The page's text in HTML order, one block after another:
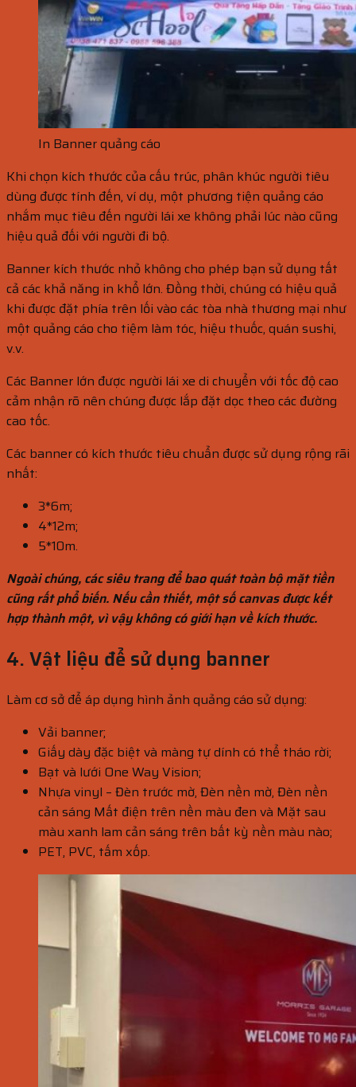
In Banner quảng cáo
Khi chọn kích thước của cấu trúc, phân khúc người tiêu
dùng được tính đến, ví dụ, một phương tiện quảng cáo
nhắm mục tiêu đến người lái xe không phải lúc nào cũng
hiệu quả đối với người đi bộ.
Banner kích thước nhỏ không cho phép bạn sử dụng tất
cả các khả năng in khổ lớn. Đồng thời, chúng có hiệu quả
khi được đặt phía trên lối vào các tòa nhà thương mại như
một quảng cáo cho tiệm làm tóc, hiệu thuốc, quán sushi,
v.v.
Các Banner lớn được người lái xe di chuyển với tốc độ cao
cảm nhận rõ nên chúng được lắp đặt dọc theo các đường
cao tốc.
Các banner có kích thước tiêu chuẩn được sử dụng rộng rãi
nhất:
3*6m;
4*12m;
5*10m.
Ngoài chúng, các siêu trang để bao quát toàn bộ mặt tiền
cũng rất phổ biến. Nếu cần thiết, một số canvas được kết
hợp thành một, vì vậy không có giới hạn về kích thước.
4. Vật liệu để sử dụng banner
Làm cơ sở để áp dụng hình ảnh quảng cáo sử dụng:
Vải banner;
Giấy dày đặc biệt và màng tự dính có thể tháo rời;
Bạt và lưới One Way Vision;
Nhựa vinyl – Đèn trước mờ, Đèn nền mờ, Đèn nền
cản sáng Mất điện trên nền màu đen và Mặt sau
màu xanh lam cản sáng trên bất kỳ nền màu nào;
PET, PVC, tấm xốp.